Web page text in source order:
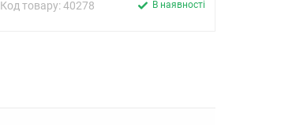
Код товару: 40278 В наявності